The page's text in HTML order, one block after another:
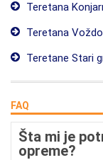
Teretana
Teretana
Teretane Stari
FAQ
Šta mi je
opreme?